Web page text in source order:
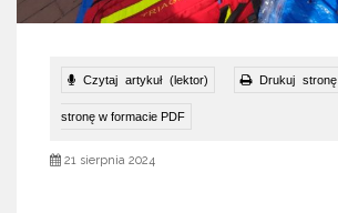
Czytaj artykuł (lektor) Drukuj stronę
stronę w formacie PDF
21 sierpnia 2024